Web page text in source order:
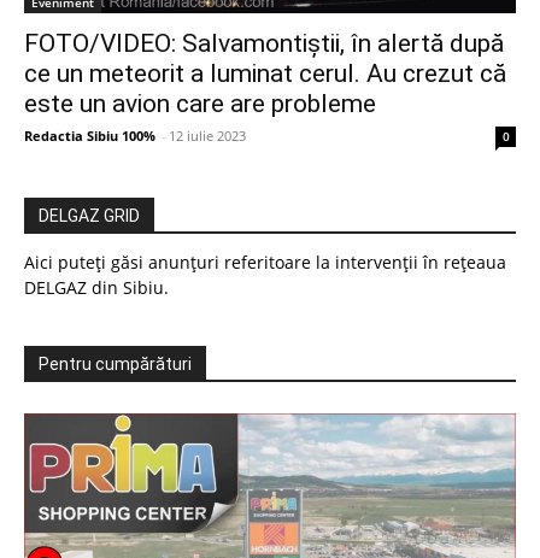
FOTO/VIDEO: Salvamontiștii, în alertă după
ce un meteorit a luminat cerul. Au crezut că
este un avion care are probleme
Redactia Sibiu 100% - 12 iulie 2023 0
DELGAZ GRID
Aici puteți găsi anunțuri referitoare la intervenții în rețeaua
DELGAZ din Sibiu.
Pentru cumpărături